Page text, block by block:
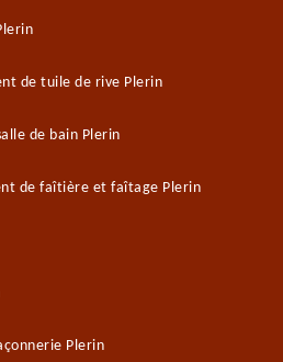
de tuile de rive Plerin
de bain Plerin
de faîtière et faîtage Plerin
Plerin